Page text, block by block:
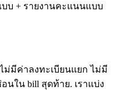
บบ + รายงานคะแนนแบบ
ม่มีค่าลงทะเบียนแยก ไม่มี
นใน bill สุดท้าย. เราแบ่ง